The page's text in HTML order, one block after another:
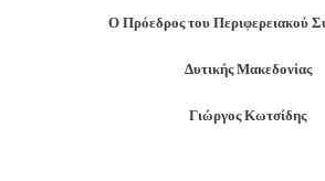
Ο Πρόεδρος του Περιφερειακού
Δυτικής Μακεδονίας
Γιώργος Κωτσίδης